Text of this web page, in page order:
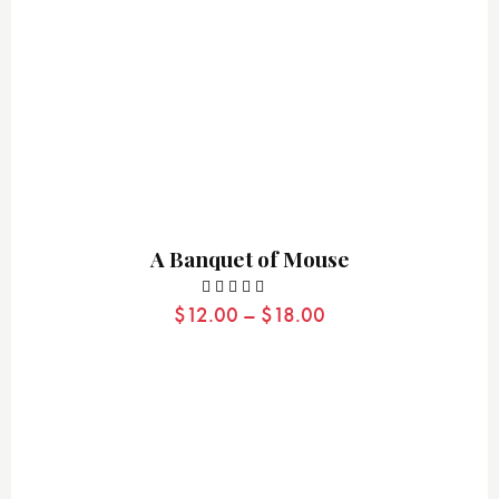
A Banquet of Mouse
Valorado
$12.00 – $18.00